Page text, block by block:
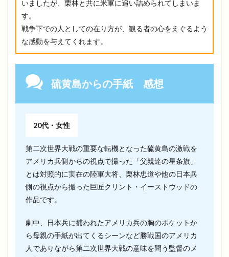
いましたが、栗林と共に米軍に追い詰められてしまいま
す。
戦争下での人としての在り方が、観る者の心をえぐるよう
な感動を与えてくれます。
硫黄島からの手紙 感想
20代・女性
第二次世界大戦の重要な転機となった硫黄島の激戦を
アメリカ兵側からの視点で撮った「父親達の星条旗」
とは対照的に実在の陸軍大将、栗林忠道や他の日本兵
側の視点から撮った巨匠クリント・イーストウッドの
作品です。
劇中、日本兵に捕われたアメリカ兵の胸のポケットか
ら母親の手紙が出てくるシーンなど勝戦国のアメリカ
人でありながら第二次世界大戦の意味を問う監督のメ